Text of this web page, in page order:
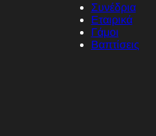
Συνέδρια
Εταιρικά
Γάμοι
Βαπτίσεις